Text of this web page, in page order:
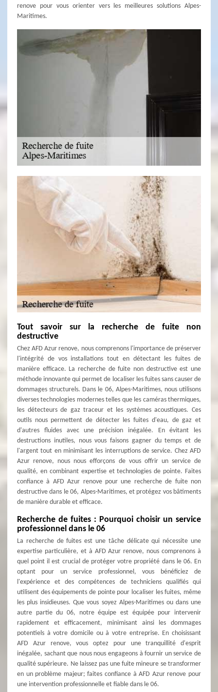
renove pour vous orienter vers les meilleures solutions Alpes-
Maritimes.
Tout savoir sur la recherche de fuite non
destructive
Chez AFD Azur renove, nous comprenons l'importance de préserver
l'intégrité de vos installations tout en détectant les fuites de
manière efficace. La recherche de fuite non destructive est une
méthode innovante qui permet de localiser les fuites sans causer de
dommages structurels. Dans le 06, Alpes-Maritimes, nous utilisons
diverses technologies modernes telles que les caméras thermiques,
les détecteurs de gaz traceur et les systèmes acoustiques. Ces
outils nous permettent de détecter les fuites d'eau, de gaz et
d'autres fluides avec une précision inégalée. En évitant les
destructions inutiles, nous vous faisons gagner du temps et de
l'argent tout en minimisant les interruptions de service. Chez AFD
Azur renove, nous nous efforçons de vous offrir un service de
qualité, en combinant expertise et technologies de pointe. Faites
confiance à AFD Azur renove pour une recherche de fuite non
destructive dans le 06, Alpes-Maritimes, et protégez vos bâtiments
de manière durable et efficace.
Recherche de fuites : Pourquoi choisir un service
professionnel dans le 06
La recherche de fuites est une tâche délicate qui nécessite une
expertise particulière, et à AFD Azur renove, nous comprenons à
quel point il est crucial de protéger votre propriété dans le 06. En
optant pour un service professionnel, vous bénéficiez de
l'expérience et des compétences de techniciens qualifiés qui
utilisent des équipements de pointe pour localiser les fuites, même
les plus insidieuses. Que vous soyez Alpes-Maritimes ou dans une
autre partie du 06, notre équipe est équipée pour intervenir
rapidement et efficacement, minimisant ainsi les dommages
potentiels à votre domicile ou à votre entreprise. En choisissant
AFD Azur renove, vous optez pour une tranquillité d'esprit
inégalée, sachant que nous nous engageons à fournir un service de
qualité supérieure. Ne laissez pas une fuite mineure se transformer
en un problème majeur; faites confiance à AFD Azur renove pour
une intervention professionnelle et fiable dans le 06.